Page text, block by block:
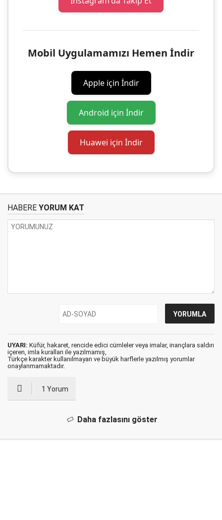
Mobil Uygulamamızı Hemen İndir
Apple için İndir
Android için İndir
Huawei için İndir
HABERE YORUM KAT
UYARI: Küfür, hakaret, rencide edici cümleler veya imalar, inançlara saldırı
içeren, imla kuralları ile yazılmamış,
Türkçe karakter kullanılmayan ve büyük harflerle yazılmış yorumlar
onaylanmamaktadır.
1 Yorum
Daha fazlasını göster